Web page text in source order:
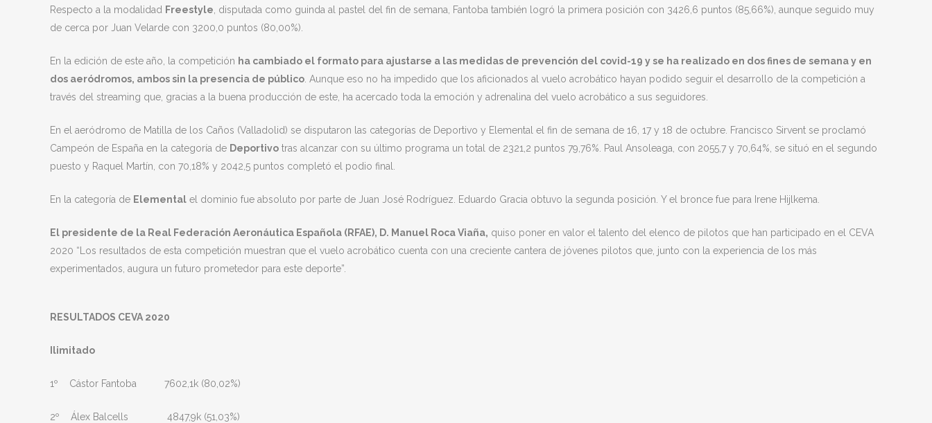
Respecto a la modalidad Freestyle , disputada como guinda al pastel del fin de semana, Fantoba también logró la primera posición con 3426,6 puntos (85,66%), aunque seguido muy
de cerca por Juan Velarde con 3200,0 puntos (80,00%).
En la edición de este año, la competición ha cambiado el formato para ajustarse a las medidas de prevención del covid-19 y se ha realizado en dos fines de semana y en
dos aeródromos, ambos sin la presencia de público . Aunque eso no ha impedido que los aficionados al vuelo acrobático hayan podido seguir el desarrollo de la competición a
través del streaming que, gracias a la buena producción de este, ha acercado toda la emoción y adrenalina del vuelo acrobático a sus seguidores.
En el aeródromo de Matilla de los Caños (Valladolid) se disputaron las categorías de Deportivo y Elemental el fin de semana de 16, 17 y 18 de octubre. Francisco Sirvent se proclamó
Campeón de España en la categoría de Deportivo tras alcanzar con su último programa un total de 2321,2 puntos 79,76%. Paul Ansoleaga, con 2055,7 y 70,64%, se situó en el segundo
puesto y Raquel Martín, con 70,18% y 2042,5 puntos completó el podio final.
En la categoría de Elemental el dominio fue absoluto por parte de Juan José Rodríguez. Eduardo Gracia obtuvo la segunda posición. Y el bronce fue para Irene Hijlkema.
El presidente de la Real Federación Aeronáutica Española (RFAE), D. Manuel Roca Viaña, quiso poner en valor el talento del elenco de pilotos que han participado en el CEVA
2020 “Los resultados de esta competición muestran que el vuelo acrobático cuenta con una creciente cantera de jóvenes pilotos que, junto con la experiencia de los más
experimentados, augura un futuro prometedor para este deporte”.
RESULTADOS CEVA 2020
Ilimitado
1º Cástor Fantoba 7602,1k (80,02%)
2º Álex Balcells 4847,9k (51,03%)